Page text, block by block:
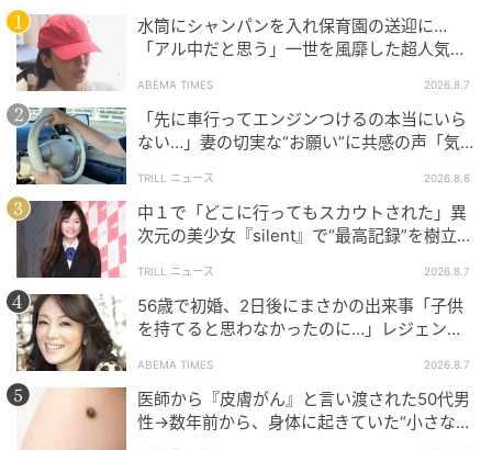
ゆうゆうtime
「ウソつきが嫌い」というスオウに紗雪が仕
掛けたのは？
水筒にシャンパンを入れ保育園の送迎に…
「アル中だと思う」一世を風靡した超人気タ
ABEMA TIMES 2026.8.7
「先に車行ってエンジンつけるの本当にいら
ない…」妻の切実な“お願い”に共感の声「気
TRILL ニュース 2026.8.8
中１で「どこに行ってもスカウトされた」異
次元の美少女『silent』で“最高記録”を樹立し
TRILL ニュース 2026.8.7
56歳で初婚、2日後にまさかの出来事「子供
を持てると思わなかったのに…」レジェンド
ABEMA TIMES 2026.8.7
医師から『皮膚がん』と言い渡された50代男
性→数年前から、身体に起きていた“小さな異